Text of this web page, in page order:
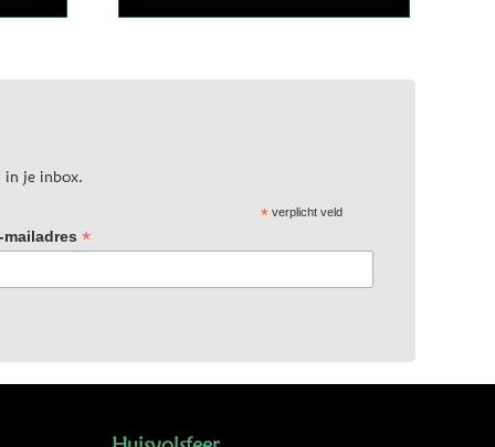
in je inbox.
*verplicht veld
mailadres *